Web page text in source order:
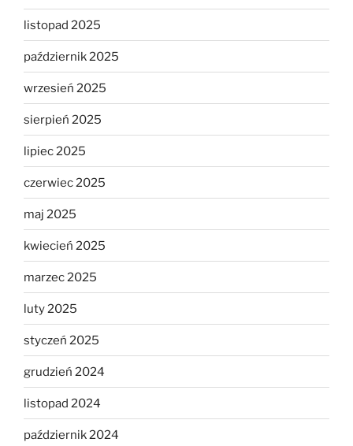
listopad 2025
październik 2025
wrzesień 2025
sierpień 2025
lipiec 2025
czerwiec 2025
maj 2025
kwiecień 2025
marzec 2025
luty 2025
styczeń 2025
grudzień 2024
listopad 2024
październik 2024